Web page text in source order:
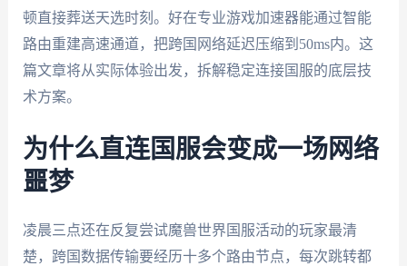
顿直接葬送天选时刻。好在专业游戏加速器能通过智能
路由重建高速通道，把跨国网络延迟压缩到50ms内。这
篇文章将从实际体验出发，拆解稳定连接国服的底层技
术方案。
为什么直连国服会变成一场网络
噩梦
凌晨三点还在反复尝试魔兽世界国服活动的玩家最清
楚，跨国数据传输要经历十多个路由节点，每次跳转都